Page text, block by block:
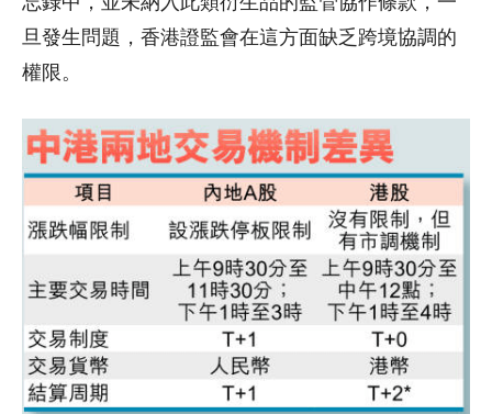
旦發生問題，香港證監會在這方面缺乏跨境協調的
權限。